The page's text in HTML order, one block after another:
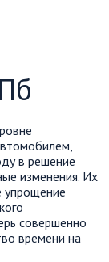
в решение
изменения. Их
упрощение
совершенно
времени на